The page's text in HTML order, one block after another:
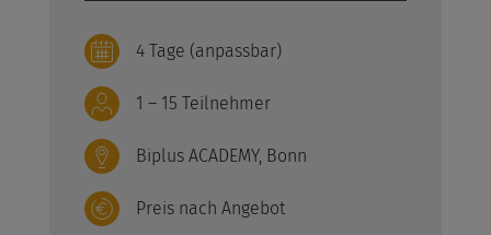
4 Tage (anpassbar)
1 – 15 Teilnehmer
Biplus ACADEMY, Bonn
Preis nach Angebot